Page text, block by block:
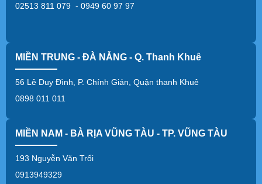
02513 811 079 - 0949 60 97 97
MIỀN TRUNG - ĐÀ NẴNG - Q. Thanh Khuê
56 Lê Duy Đình, P. Chính Gián, Quận thanh Khuê
0898 011 011
MIỀN NAM - BÀ RỊA VŨNG TÀU - TP. VŨNG TÀU
193 Nguyễn Văn Trổi
0913949329